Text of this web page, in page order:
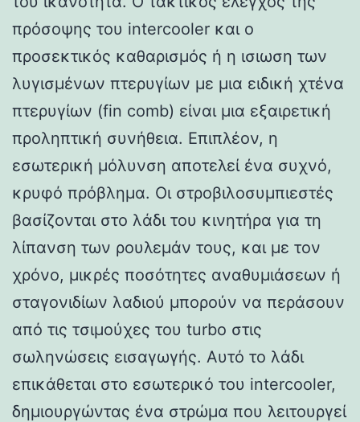
πρόσοψης του intercooler και ο
προσεκτικός καθαρισμός ή η ισιωση των
λυγισμένων πτερυγίων με μια ειδική χτένα
πτερυγίων (fin comb) είναι μια εξαιρετική
προληπτική συνήθεια. Επιπλέον, η
εσωτερική μόλυνση αποτελεί ένα συχνό,
κρυφό πρόβλημα. Οι στροβιλοσυμπιεστές
βασίζονται στο λάδι του κινητήρα για τη
λίπανση των ρουλεμάν τους, και με τον
χρόνο, μικρές ποσότητες αναθυμιάσεων ή
σταγονιδίων λαδιού μπορούν να περάσουν
από τις τσιμούχες του turbo στις
σωληνώσεις εισαγωγής. Αυτό το λάδι
επικάθεται στο εσωτερικό του intercooler,
δημιουργώντας ένα στρώμα που λειτουργεί